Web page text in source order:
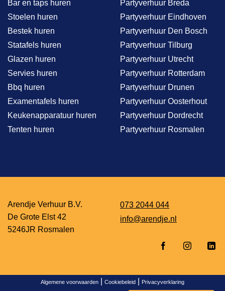
Bar en taps huren
Stoelen huren
Bestek huren
Statafels huren
Glazen huren
Servies huren
Bbq huren
Examentafels huren
Keukenapparatuur huren
Tenten huren
Partyverhuur Breda
Partyverhuur Eindhoven
Partyverhuur Den Bosch
Partyverhuur Tilburg
Partyverhuur Utrecht
Partyverhuur Rotterdam
Partyverhuur Drunen
Partyverhuur Oosterhout
Partyverhuur Dordrecht
Partyverhuur Rosmalen
Arendje Verhuur B.V.
De Grote Elst 42
5246JR Rosmalen
073 2044 044
info@arendje.nl
Algemene voorwaarden Cookiebeleid Privacyverklaring